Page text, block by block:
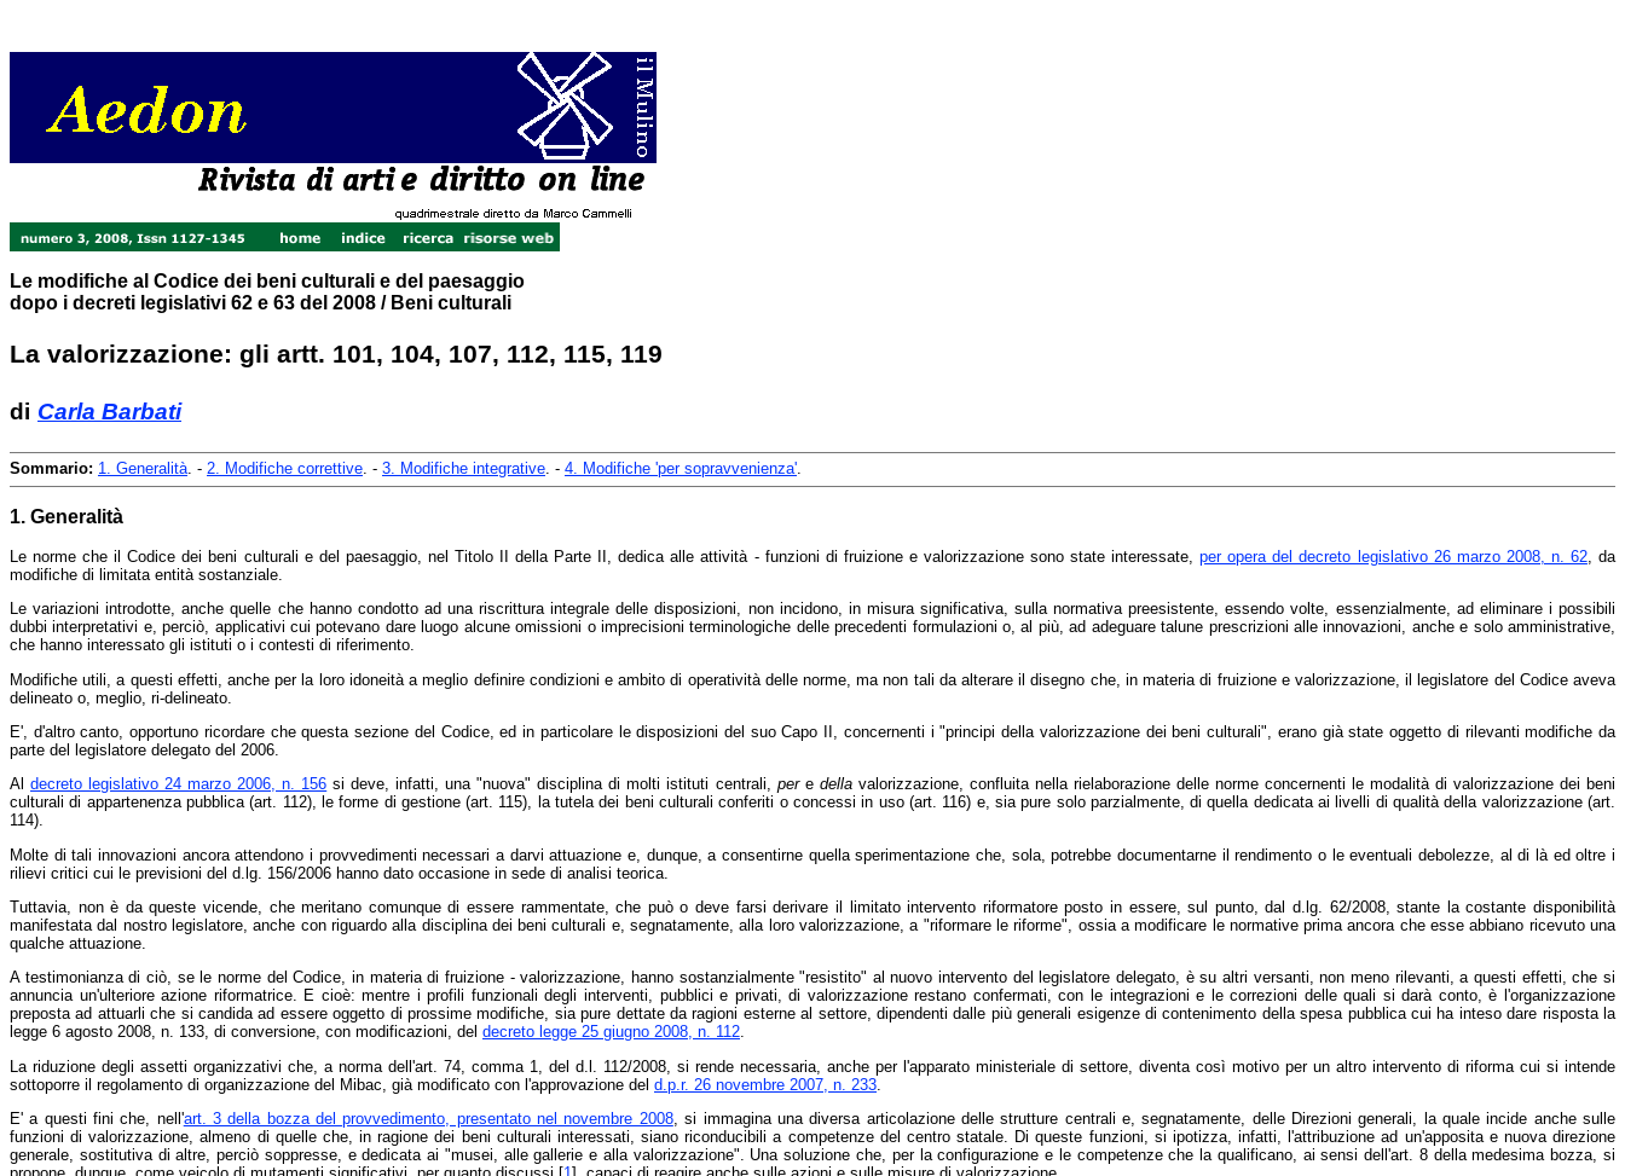
Le modifiche al Codice dei beni culturali e del paesaggio
dopo i decreti legislativi 62 e 63 del 2008 / Beni culturali
La valorizzazione: gli artt. 101, 104, 107, 112, 115, 119
di Carla Barbati
Sommario: 1. Generalità. - 2. Modifiche correttive. - 3. Modifiche integrative. - 4. Modifiche 'per sopravvenienza'.
1. Generalità
Le norme che il Codice dei beni culturali e del paesaggio, nel Titolo II della Parte II, dedica alle attività - funzioni di fruizione e valorizzazione sono state interessate,per opera del decreto legislativo 26 marzo 2008, n. 62, da
modifiche di limitata entità sostanziale.
Le variazioni introdotte, anche quelle che hanno condotto ad una riscrittura integrale delle disposizioni, non incidono, in misura significativa, sulla normativa preesistente, essendo volte, essenzialmente, ad eliminare i possibili
dubbi interpretativi e, perciò, applicativi cui potevano dare luogo alcune omissioni o imprecisioni terminologiche delle precedenti formulazioni o, al più, ad adeguare talune prescrizioni alle innovazioni, anche e solo amministrative,
che hanno interessato gli istituti o i contesti di riferimento.
Modifiche utili, a questi effetti, anche per la loro idoneità a meglio definire condizioni e ambito di operatività delle norme, ma non tali da alterare il disegno che, in materia di fruizione e valorizzazione, il legislatore del Codice aveva
delineato o, meglio, ri-delineato.
E', d'altro canto, opportuno ricordare che questa sezione del Codice, ed in particolare le disposizioni del suo Capo II, concernenti i "principi della valorizzazione dei beni culturali", erano già state oggetto di rilevanti modifiche da
parte del legislatore delegato del 2006.
Aldecreto legislativo 24 marzo 2006, n. 156 si deve, infatti, una "nuova" disciplina di molti istituti centrali, pere dellavalorizzazione, confluita nella rielaborazione delle norme concernenti le modalità di valorizzazione dei beni
culturali di appartenenza pubblica (art. 112), le forme di gestione (art. 115), la tutela dei beni culturali conferiti o concessi in uso (art. 116) e, sia pure solo parzialmente, di quella dedicata ai livelli di qualità della valorizzazione (art.
114).
Molte di tali innovazioni ancora attendono i provvedimenti necessari a darvi attuazione e, dunque, a consentirne quella sperimentazione che, sola, potrebbe documentarne il rendimento o le eventuali debolezze, al di là ed oltre i
rilievi critici cui le previsioni del d.lg. 156/2006 hanno dato occasione in sede di analisi teorica.
Tuttavia, non è da queste vicende, che meritano comunque di essere rammentate, che può o deve farsi derivare il limitato intervento riformatore posto in essere, sul punto, dal d.lg. 62/2008, stante la costante disponibilità
manifestata dal nostro legislatore, anche con riguardo alla disciplina dei beni culturali e, segnatamente, alla loro valorizzazione, a "riformare le riforme", ossia a modificare le normative prima ancora che esse abbiano ricevuto una
qualche attuazione.
A testimonianza di ciò, se le norme del Codice, in materia di fruizione - valorizzazione, hanno sostanzialmente "resistito" al nuovo intervento del legislatore delegato, è su altri versanti, non meno rilevanti, a questi effetti, che si
annuncia un'ulteriore azione riformatrice. E cioè: mentre i profili funzionali degli interventi, pubblici e privati, di valorizzazione restano confermati, con le integrazioni e le correzioni delle quali si darà conto, è l'organizzazione
preposta ad attuarli che si candida ad essere oggetto di prossime modifiche, sia pure dettate da ragioni esterne al settore, dipendenti dalle più generali esigenze di contenimento della spesa pubblica cui ha inteso dare risposta la
legge 6 agosto 2008, n. 133, di conversione, con modificazioni, del decreto legge 25 giugno 2008, n. 112.
La riduzione degli assetti organizzativi che, a norma dell'art. 74, comma 1, del d.l. 112/2008, si rende necessaria, anche per l'apparato ministeriale di settore, diventa così motivo per un altro intervento di riforma cui si intende
sottoporre il regolamento di organizzazione del Mibac, già modificato con l'approvazione del d.p.r. 26 novembre 2007, n. 233
E' a questi fini che, nell'art. 3 della bozza del provvedimento, presentato nel novembre 2008, si immagina una diversa articolazione delle strutture centrali e, segnatamente, delle Direzioni generali, la quale incide anche sulle
funzioni di valorizzazione, almeno di quelle che, in ragione dei beni culturali interessati, siano riconducibili a competenze del centro statale. Di queste funzioni, si ipotizza, infatti, l'attribuzione ad un'apposita e nuova direzione
generale, sostitutiva di altre, perciò soppresse, e dedicata ai "musei, alle gallerie e alla valorizzazione". Una soluzione che, per la configurazione e le competenze che la qualificano, ai sensi dell'art. 8 della medesima bozza, si